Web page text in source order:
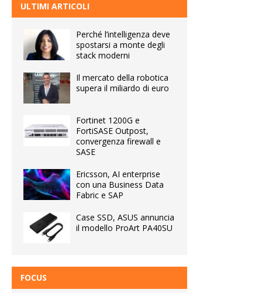
ULTIMI ARTICOLI
Perché l’intelligenza deve
spostarsi a monte degli
stack moderni
Il mercato della robotica
supera il miliardo di euro
Fortinet 1200G e
FortiSASE Outpost,
convergenza firewall e
SASE
Ericsson, AI enterprise
con una Business Data
Fabric e SAP
Case SSD, ASUS annuncia
il modello ProArt PA40SU
FOCUS